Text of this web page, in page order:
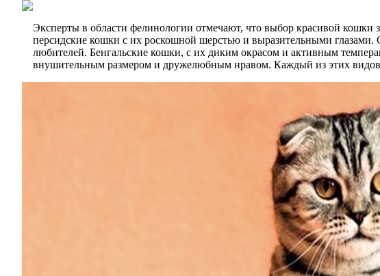
Эксперты в области фелинологии отмечают, что выбор красивой кошки
персидские кошки с их роскошной шерстью и выразительными
любителей. Бенгальские кошки, с их диким окрасом и активным
внушительным размером и дружелюбным нравом. Каждый из этих